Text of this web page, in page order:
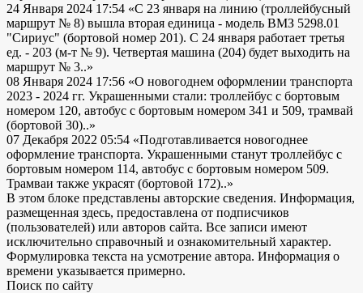
24 Января 2024 17:54 «С 23 января на линию (троллейбусный
маршрут № 8) вышла вторая единица - модель ВМЗ 5298.01
"Сириус" (бортовой номер 201). С 24 января работает третья
ед. - 203 (м-т № 9). Четвертая машина (204) будет выходить на
маршрут № 3..»
08 Января 2024 17:56 «О новогоднем оформлении транспорта
2023 - 2024 гг. Украшенными стали: троллейбус с бортовым
номером 120, автобус с бортовым номером 341 и 509, трамвай
(бортовой 30)..»
07 Декабря 2022 05:54 «Подготавливается новогоднее
оформление транспорта. Украшенными станут троллейбус с
бортовым номером 114, автобус с бортовым номером 509.
Трамваи также украсят (бортовой 172)..»
В этом блоке представлены авторские сведения. Информация,
размещенная здесь, предоставлена от подписчиков
(пользователей) или авторов сайта. Все записи имеют
исключительно справочный и ознакомительный характер.
Формулировка текста на усмотрение автора. Информация о
времени указывается примерно.
Поиск по сайту